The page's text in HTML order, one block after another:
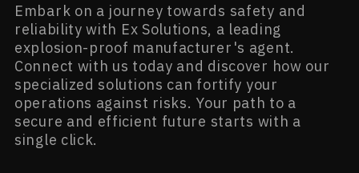
Embark on a journey towards safety and
reliability with Ex Solutions, a leading
explosion-proof manufacturer's agent.
Connect with us today and discover how our
specialized solutions can fortify your
operations against risks. Your path to a
secure and efficient future starts with a
single click.